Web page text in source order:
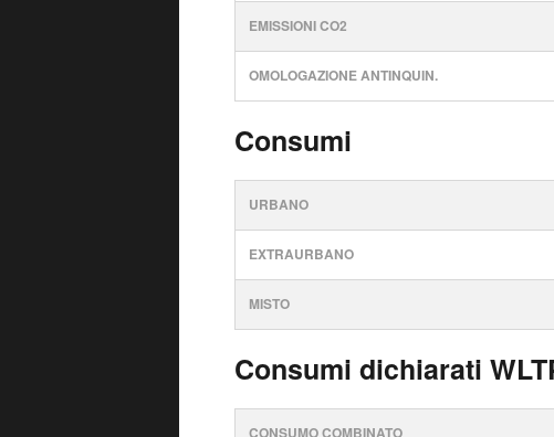
EMISSIONI CO2
OMOLOGAZIONE ANTINQUIN.
Consumi
URBANO
EXTRAURBANO
MISTO
Consumi dichiarati
CONSUMO COMBINATO